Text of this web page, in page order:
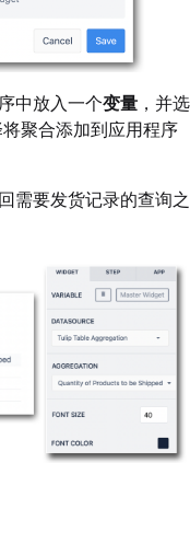
中放入一个变量 ，并选
聚合添加到应用程序
需要发货记录的查询之